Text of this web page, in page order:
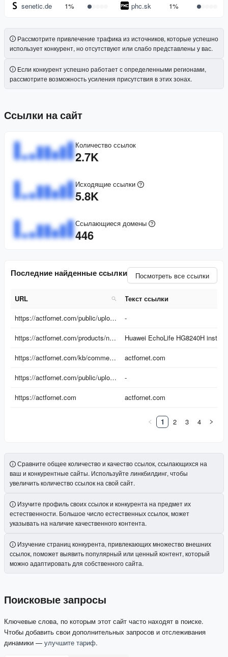
senetic.de
1% phc.sk 1%
Рассмотрите привлечение трафика из источников, которые успешно
использует конкурент, но отсутствуют или слабо представлены у вас.
Если конкурент успешно работает с определенными регионами,
рассмотрите возможность усиления присутствия в этих зонах.
Ссылки на сайт
Количество ссылок
2.7K
Исходящие ссылки
5.8K
Ссылающиеся домены
446
Последние найденные ссылки Посмотреть все ссылки
URL
Текст ссылки
URL
https://actfornet.com/public/uploads/network/access-network/xdsl-cpe/copper-traditional-hgw/hg531-v1-10.jpg -
https://actfornet.com/products/network/access-network/ont/bridge-ont/echolife-hg8240h/support
https://actfornet.com/kb/comment/1242/?bp=3 actfornet.com
https://actfornet.com/public/uploads/huawei.jpg -
https://actfornet.com actfornet.com
1 2 3 4
Сравните общее количество и качество ссылок, ссылающихся на
ваш и конкурентные сайты. Используйте линкбилдинг, чтобы
увеличить количество ссылок на свой сайт.
Изучите профиль своих ссылок и конкурента на предмет их
естественности. Большое число естественных ссылок, может
указывать на наличие качественного контента.
Изучение страниц конкурента, привлекающих множество внешних
ссылок, поможет выявить популярный или ценный контент, который
можно адаптировать для собственного сайта.
Поисковые запросы
Ключевые слова, по которым этот сайт часто находят в поиске.
Чтобы добавить свои дополнительных запросов и отслеживания
динамики — улучшите тариф.